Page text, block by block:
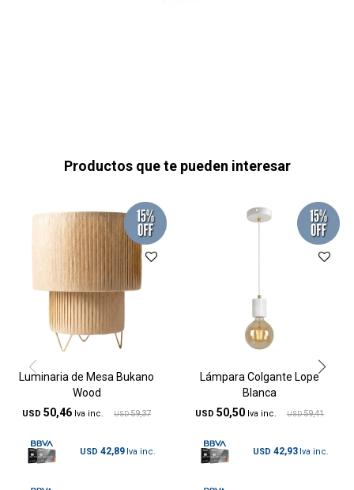
Productos que te pueden interesar
Luminaria de Mesa Bukano
Wood
USD 50,46 USD 59,37
USD 42,89
Lámpara Colgante Lope
Blanca
USD 50,50 USD 59,41
USD 42,93